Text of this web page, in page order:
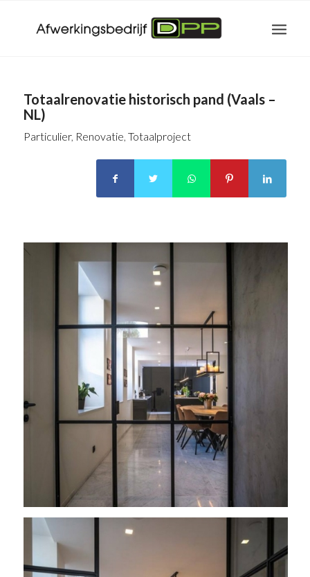
Totaalrenovatie historisch pand (Vaals –
NL)
Particulier, Renovatie, Totaalproject